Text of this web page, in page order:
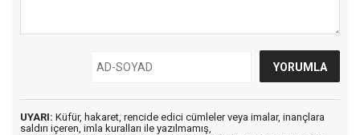
UYARI: Küfür, hakaret, rencide edici cümleler veya imalar, inançlara
saldırı içeren, imla kuralları ile yazılmamış,